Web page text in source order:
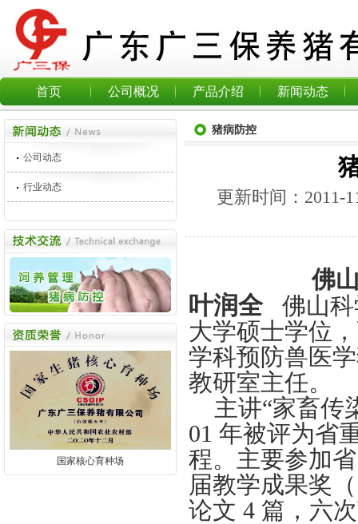
首页 公司概况 产品介绍 新闻动态
公司动态
行业动态
国家核心育种场
猪病防控
更新时间： 2011-
佛
叶润全
佛山
大学硕士学位
学科预防兽医
教研室主任。
主讲“家畜传
01 年被评为省
程。主要参加
届教学成果奖
论文 4 篇，六